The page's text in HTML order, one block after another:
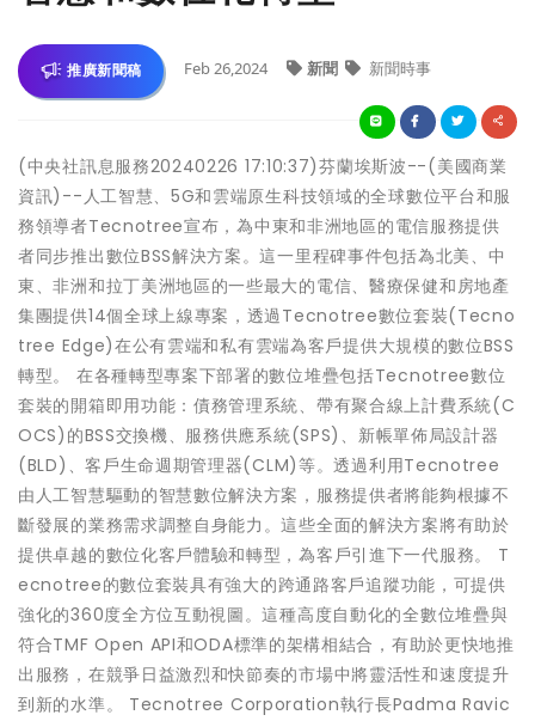
推廣新聞稿 Feb 26,2024 新聞 新聞時事
(中央社訊息服務20240226 17:10:37)芬蘭埃斯波--(美國商業
資訊)--人工智慧、5G和雲端原生科技領域的全球數位平台和服
務領導者Tecnotree宣布，為中東和非洲地區的電信服務提供
者同步推出數位BSS解決方案。這一里程碑事件包括為北美、中
東、非洲和拉丁美洲地區的一些最大的電信、醫療保健和房地產
集團提供14個全球上線專案，透過Tecnotree數位套裝(Tecno
tree Edge)在公有雲端和私有雲端為客戶提供大規模的數位BSS
轉型。 在各種轉型專案下部署的數位堆疊包括Tecnotree數位
套裝的開箱即用功能：債務管理系統、帶有聚合線上計費系統(C
OCS)的BSS交換機、服務供應系統(SPS)、新帳單佈局設計器
(BLD)、客戶生命週期管理器(CLM)等。透過利用Tecnotree
由人工智慧驅動的智慧數位解決方案，服務提供者將能夠根據不
斷發展的業務需求調整自身能力。這些全面的解決方案將有助於
提供卓越的數位化客戶體驗和轉型，為客戶引進下一代服務。 T
ecnotree的數位套裝具有強大的跨通路客戶追蹤功能，可提供
強化的360度全方位互動視圖。這種高度自動化的全數位堆疊與
符合TMF Open API和ODA標準的架構相結合，有助於更快地推
出服務，在競爭日益激烈和快節奏的市場中將靈活性和速度提升
到新的水準。 Tecnotree Corporation執行長Padma Ravic